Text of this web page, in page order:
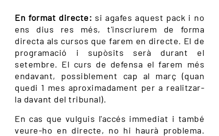
En format directe: si agafes aquest pack i no
ens dius res més, t'inscriurem de forma
directa als cursos que farem en directe. El de
programació i supòsits serà durant el
setembre. El curs de defensa el farem més
endavant, possiblement cap al març (quan
quedi 1 mes aproximadament per a realitzar-
la davant del tribunal).
En cas que vulguis l'accés immediat i també
veure-ho en directe, no hi haurà problema.